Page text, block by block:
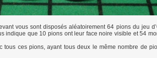
vous sont disposés aléatoirement 64 pions du jeu
indique que 10 pions ont leur face noire visible et 54
tous ces pions, ayant tous deux le même nombre de